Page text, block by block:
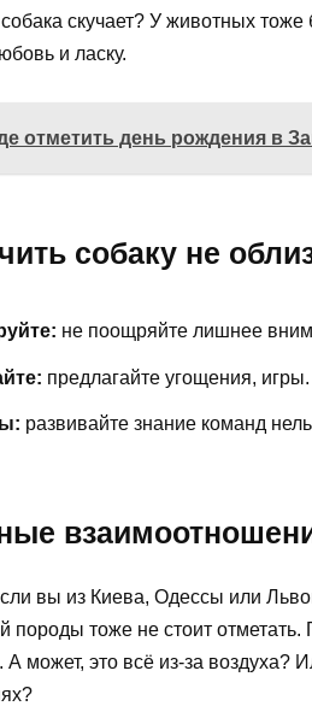
скучает? У животных
и ласку.
отметить день рождения в
собаку не
не поощряйте лишнее
предлагайте угощения, игры.
развивайте знание команд
вы из Киева, Одессы или
породы тоже не стоит
может, это всё из-за воздуха?